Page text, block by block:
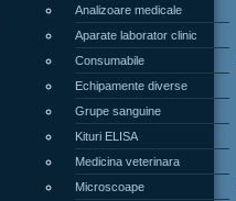
Analizoare medicale
Aparate laborator clinic
Consumabile
Echipamente diverse
Grupe sanguine
Kituri ELISA
Medicina veterinara
Microscoape